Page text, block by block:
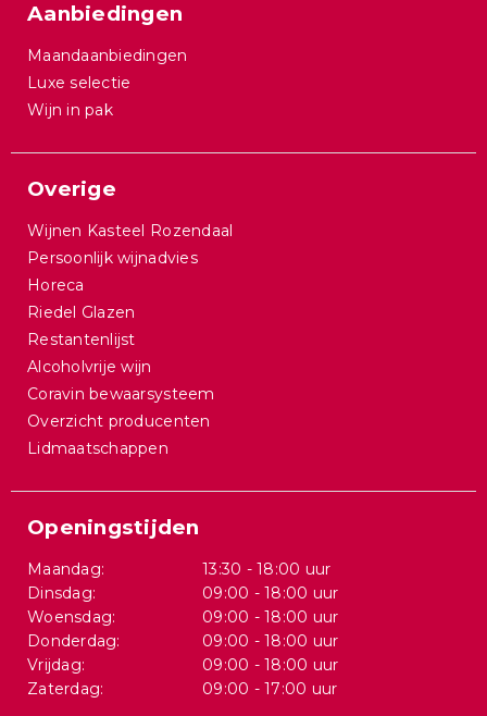
Aanbiedingen
Maandaanbiedingen
Luxe selectie
Wijn in pak
Overige
Wijnen Kasteel Rozendaal
Persoonlijk wijnadvies
Horeca
Riedel Glazen
Restantenlijst
Alcoholvrije wijn
Coravin bewaarsysteem
Overzicht producenten
Lidmaatschappen
Openingstijden
Maandag:
13:30 - 18:00 uur
Dinsdag:
09:00 - 18:00 uur
Woensdag:
09:00 - 18:00 uur
Donderdag:
09:00 - 18:00 uur
Vrijdag:
09:00 - 18:00 uur
Zaterdag:
09:00 - 17:00 uur